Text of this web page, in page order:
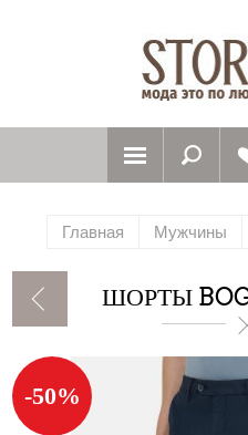
Главная Мужчины
ШОРТЫ
-50%